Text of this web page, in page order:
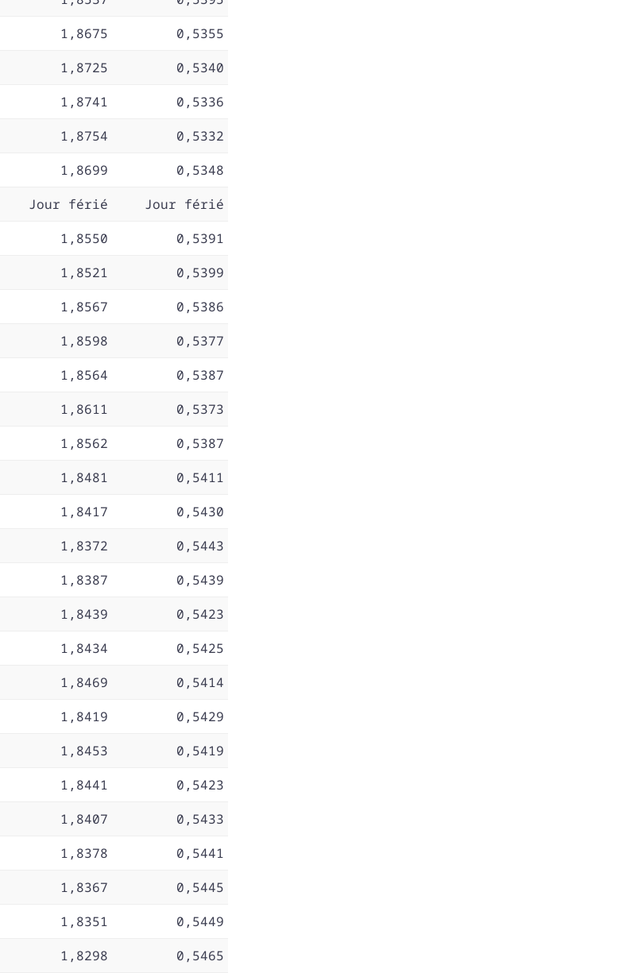
1,8675
0,5355
1,8725
0,5340
1,8741
0,5336
1,8754
0,5332
1,8699
0,5348
Jour férié
Jour férié
1,8550
0,5391
1,8521
0,5399
1,8567
0,5386
1,8598
0,5377
1,8564
0,5387
1,8611
0,5373
1,8562
0,5387
1,8481
0,5411
1,8417
0,5430
1,8372
0,5443
1,8387
0,5439
1,8439
0,5423
1,8434
0,5425
1,8469
0,5414
1,8419
0,5429
1,8453
0,5419
1,8441
0,5423
1,8407
0,5433
1,8378
0,5441
1,8367
0,5445
1,8351
0,5449
1,8298 0,5465